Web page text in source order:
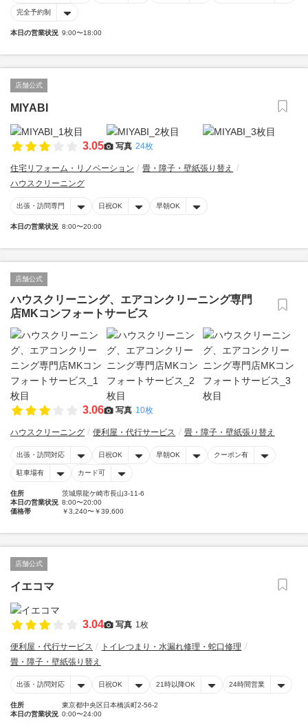
完全予約制
本日の営業状況 9:00〜18:00
店舗公式
MIYABI
3.05 写真 24枚
住宅リフォーム・リノベーション
畳・障子・壁紙張り替え
ハウスクリーニング
出張・訪問専門 日祝OK 早朝OK
本日の営業状況 8:00〜20:00
店舗公式
ハウスクリーニング、エアコンクリーニング専門
店MKコンフォートサービス
3.06 写真 10枚
ハウスクリーニング 便利屋・代行サービス 畳・障子・壁紙張り替え
出張・訪問対応 日祝OK 早朝OK クーポン有
駐車場有 カード可
住所
茨城県龍ケ崎市長山3-11-6
本日の営業状況 8:00〜20:00
価格帯
￥3,240〜￥39,600
店舗公式
イエコマ
3.04 写真 1枚
便利屋・代行サービス
トイレつまり・水漏れ修理・蛇口修理
畳・障子・壁紙張り替え
出張・訪問対応 日祝OK 21時以降OK 24時間営業
住所
東京都中央区日本橋浜町2-56-2
本日の営業状況 0:00〜24:00